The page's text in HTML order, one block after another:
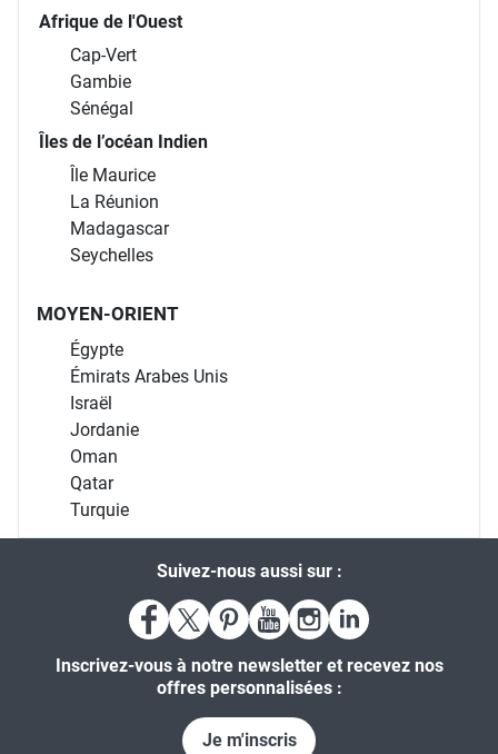
Afrique de l'Ouest
Cap-Vert
Gambie
Sénégal
Îles de l’océan Indien
Île Maurice
La Réunion
Madagascar
Seychelles
MOYEN-ORIENT
Égypte
Émirats Arabes Unis
Israël
Jordanie
Oman
Qatar
Turquie
Suivez-nous aussi sur :
Inscrivez-vous à notre newsletter et recevez nos
offres personnalisées :
Je m'inscris